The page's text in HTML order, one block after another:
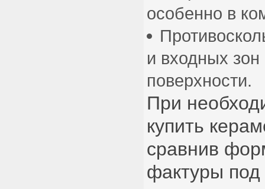
особенно в
и входных
поверхности.
При
купить
сравнив
фактуры под